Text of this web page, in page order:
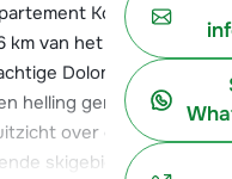
Kostner ligt in
van het gezellige
Dolomieten.
helling geniet je hier
over de bergen en
skigebieden Val